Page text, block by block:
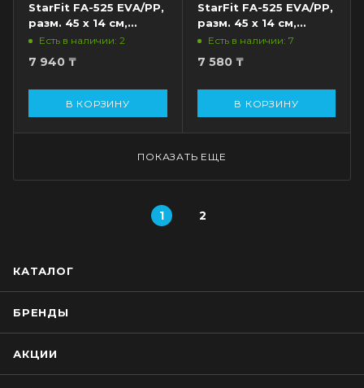
StarFit FA-525 EVA/PP,
разм. 45 х 14 см,
низкая жесткость,
Есть в наличии: 2
7 940 ₸
В КОРЗИНУ
StarFit FA-525 EVA/PP,
разм. 45 х 14 см,
низкая жесткость,
Есть в наличии: 7
7 580₸
В КОРЗИНУ
ПОКАЗАТЬ ЕЩЕ
1 2
КАТАЛОГ
БРЕНДЫ
АКЦИИ